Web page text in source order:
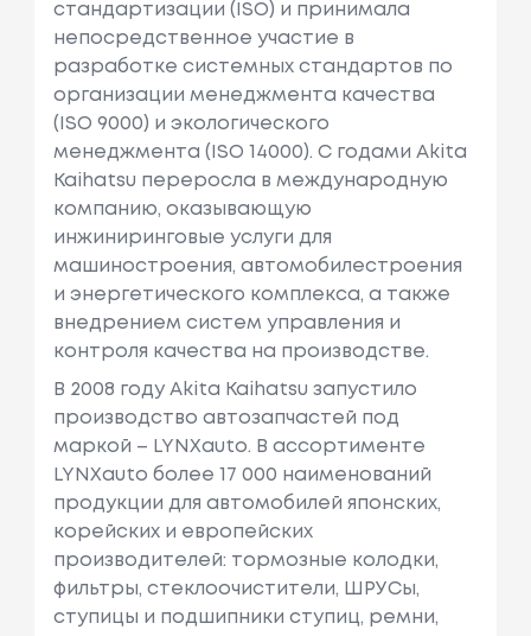
стандартизации (ISO) и принимала
непосредственное участие в
разработке системных стандартов по
организации менеджмента качества
(ISO 9000) и экологического
менеджмента (ISO 14000). С годами Akita
Kaihatsu переросла в международную
компанию, оказывающую
инжиниринговые услуги для
машиностроения, автомобилестроения
и энергетического комплекса, а также
внедрением систем управления и
контроля качества на производстве.
В 2008 году Akita Kaihatsu запустило
производство автозапчастей под
маркой – LYNXauto. В ассортименте
LYNXauto более 17 000 наименований
продукции для автомобилей японских,
корейских и европейских
производителей: тормозные колодки,
фильтры, стеклоочистители, ШРУСы,
ступицы и подшипники ступиц, ремни,